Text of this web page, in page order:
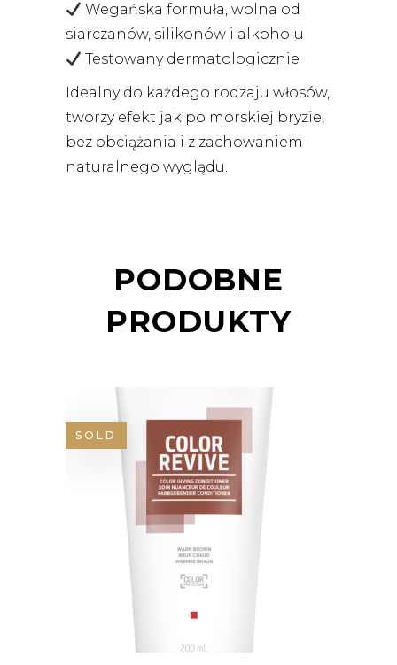
Wegańska formuła, wolna od
siarczanów, silikonów i alkoholu
Testowany dermatologicznie
Idealny do każdego rodzaju włosów,
tworzy efekt jak po morskiej bryzie,
bez obciążania i z zachowaniem
naturalnego wyglądu.
PODOBNE
PRODUKTY
SOLD